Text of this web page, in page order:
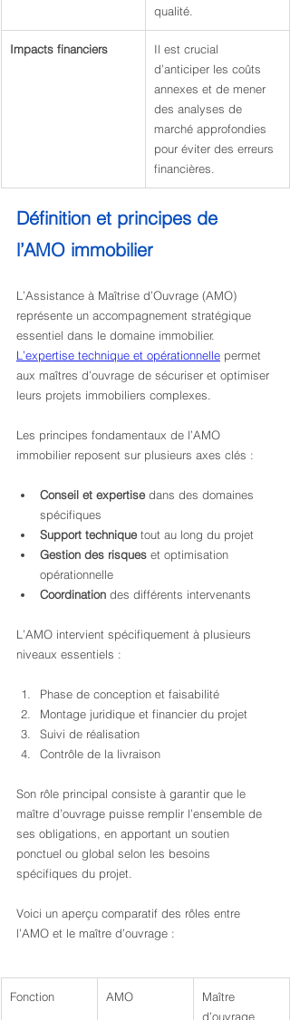
qualité.
Impacts financiers
Il est crucial
d’anticiper les coûts
annexes et de mener
des analyses de
marché approfondies
pour éviter des erreurs
financières.
Définition et principes de
l’AMO immobilier
L’Assistance à Maîtrise d’Ouvrage (AMO)
représente un accompagnement stratégique
essentiel dans le domaine immobilier.
L’expertise technique et opérationnelle permet
aux maîtres d’ouvrage de sécuriser et optimiser
leurs projets immobiliers complexes.
Les principes fondamentaux de l’AMO
immobilier reposent sur plusieurs axes clés :
Conseil et expertise dans des domaines
spécifiques
Support technique tout au long du projet
Gestion des risques et optimisation
opérationnelle
Coordination des différents intervenants
L’AMO intervient spécifiquement à plusieurs
niveaux essentiels :
Phase de conception et faisabilité
Montage juridique et financier du projet
Suivi de réalisation
Contrôle de la livraison
Son rôle principal consiste à garantir que le
maître d’ouvrage puisse remplir l’ensemble de
ses obligations, en apportant un soutien
ponctuel ou global selon les besoins
spécifiques du projet.
Voici un aperçu comparatif des rôles entre
l’AMO et le maître d’ouvrage :
Fonction AMO
Maître
d’ouvrage